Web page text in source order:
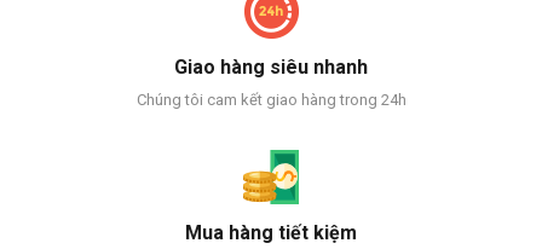
Giao hàng siêu nhanh
Chúng tôi cam kết giao hàng trong 24h
Mua hàng tiết kiệm